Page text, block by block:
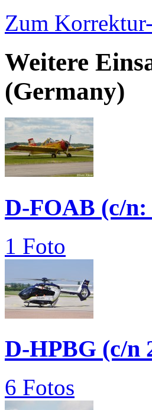
Zum
Weitere
(Germany)
D-FOAB (c/n:
1 Foto
D-HPBG (c/n
6 Fotos